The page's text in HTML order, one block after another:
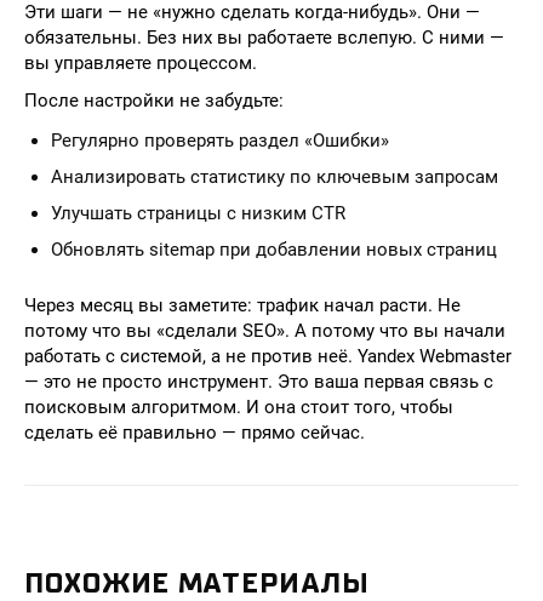
Эти шаги — не «нужно сделать когда-нибудь». Они —
обязательны. Без них вы работаете вслепую. С ними —
вы управляете процессом.
После настройки не забудьте:
Регулярно проверять раздел «Ошибки»
Анализировать статистику по ключевым запросам
Улучшать страницы с низким CTR
Обновлять sitemap при добавлении новых страниц
Через месяц вы заметите: трафик начал расти. Не
потому что вы «сделали SEO». А потому что вы начали
работать с системой, а не против неё. Yandex Webmaster
— это не просто инструмент. Это ваша первая связь с
поисковым алгоритмом. И она стоит того, чтобы
сделать её правильно — прямо сейчас.
ПОХОЖИЕ МАТЕРИАЛЫ